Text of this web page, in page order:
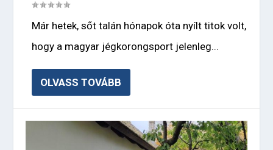
Már hetek, sőt talán hónapok óta nyílt titok volt,
hogy a magyar jégkorongsport jelenleg...
OLVASS TOVÁBB